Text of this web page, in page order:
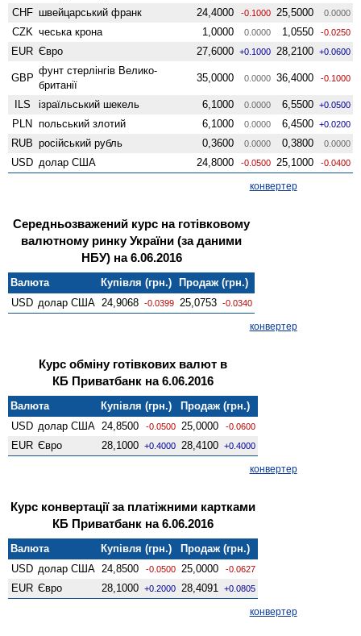
CHF швейцарський франк 24,4000 -0.1000 25,5000 0.0000
CZK чеська крона 1,0000 0.0000 1,0550 -0.0250
EUR Євро 27,6000 +0.1000 28,2100 +0.0600
GBP
фунт стерлінгів Велико­
британії
35,0000 0.0000 36,4000 -0.1000
ILS ізраїльський шекель 6,1000 0.0000 6,5500 +0.0500
PLN польський злотий 6,1000 0.0000 6,4500 +0.0200
RUB російський рубль 0,3600 0.0000 0,3800 0.0000
USD долар США 24,8000 -0.0500 25,1000 -0.0400
конвертер
Середньозважений курс на готівковому
валютному ринку України (за даними
НБУ) на 6.06.2016
Валюта Купівля (грн.)
Продаж (грн.)
USD долар США 24,9068 -0.0399 25,0753 -0.0340
конвертер
Курс обміну готівкових валют в
КБ Приватбанк на 6.06.2016
Валюта Купівля (грн.)
Продаж (грн.)
USD долар США 24,8500 -0.0500 25,0000 -0.0600
EUR Євро 28,1000 +0.4000 28,4100 +0.4000
конвертер
Курс конвертації за платіжними картками
КБ Приватбанк на 6.06.2016
Валюта Купівля (грн.)
Продаж (грн.)
USD долар США 24,8500 -0.0500 25,0000 -0.0627
EUR Євро 28,1000 +0.2000 28,4091 +0.0805
конвертер